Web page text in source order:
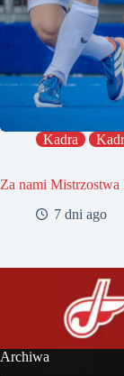
Kadra
Za nami
7 dni ago
Archiwa